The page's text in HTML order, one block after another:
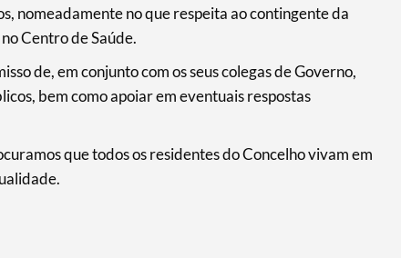
nomeadamente no que respeita ao contingente da
Centro de Saúde.
de, em conjunto com os seus colegas de Governo,
bem como apoiar em eventuais respostas
que todos os residentes do Concelho vivam em